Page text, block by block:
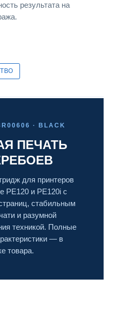
результата на
· BLACK
ПЕЧАТЬ
для принтеров
PE120 и PE120i с
стабильным
и разумной
техникой. Полные
— в
товара.